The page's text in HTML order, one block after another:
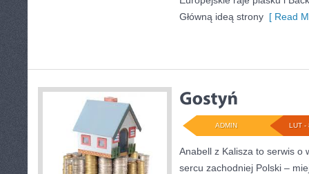
Główną ideą strony [ Read
LUT -
ADMIN
Anabell z Kalisza to serwis o
sercu zachodniej Polski –